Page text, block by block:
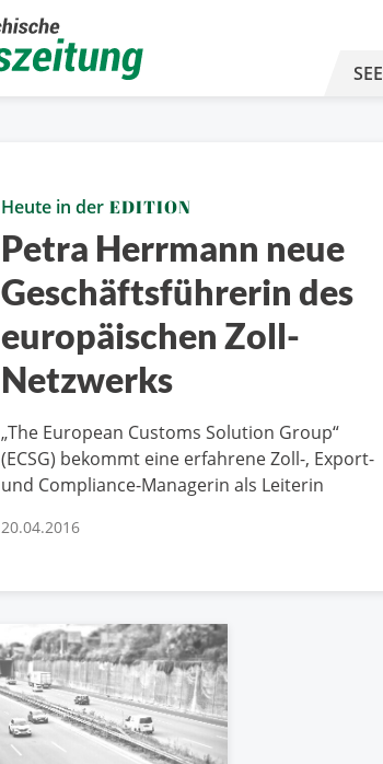
SEE
Heute in der EDITION
Petra Herrmann neue
Geschäftsführerin des
europäischen Zoll-
Netzwerks
„The European Customs Solution Group“
(ECSG) bekommt eine erfahrene Zoll-, Export-
und Compliance-Managerin als Leiterin
20.04.2016